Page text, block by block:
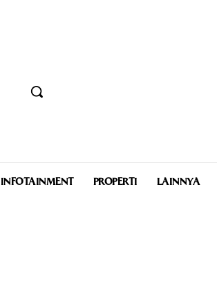
INFOTAINMENT PROPERTI LAINNYA